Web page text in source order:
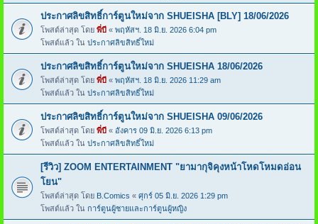
ประกาศลิขสิทธิ์การ์ตูนใหม่จาก SHUEISHA [BLY] 18/06/2026
โพสต์ล่าสุด โดย พี่บี « พฤหัสฯ. 18 มิ.ย. 2026 6:04 pm
โพสต์แล้ว ใน ประกาศลิขสิทธิ์ใหม่
ประกาศลิขสิทธิ์การ์ตูนใหม่จาก SHUEISHA 18/06/2026
โพสต์ล่าสุด โดย พี่บี « พฤหัสฯ. 18 มิ.ย. 2026 11:29 am
โพสต์แล้ว ใน ประกาศลิขสิทธิ์ใหม่
ประกาศลิขสิทธิ์การ์ตูนใหม่จาก SHUEISHA 09/06/2026
โพสต์ล่าสุด โดย พี่บี « อังคาร 09 มิ.ย. 2026 6:13 pm
โพสต์แล้ว ใน ประกาศลิขสิทธิ์ใหม่
[รีวิว] ZOOM ENTERTAINMENT "ยามากุจิคุงหน้าโหดโหมดอ่อน
โยน"
โพสต์ล่าสุด โดย B.Comics « ศุกร์ 05 มิ.ย. 2026 1:29 pm
โพสต์แล้ว ใน การ์ตูนผู้ชายและการ์ตูนผู้หญิง